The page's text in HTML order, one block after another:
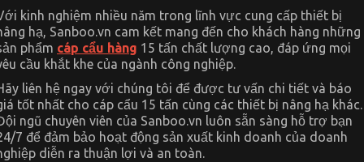
kinh nghiệm nhiều năm trong lĩnh vực cung cấp thiết bị
hạ, Sanboo.vn cam kết mang đến cho khách hàng những
phẩm cáp cẩu hàng 15 tấn chất lượng cao, đáp ứng mọi
cầu khắt khe của ngành công nghiệp.
liên hệ ngay với chúng tôi để được tư vấn chi tiết và báo
tốt nhất cho cáp cẩu 15 tấn cùng các thiết bị nâng hạ khác.
ngũ chuyên viên của Sanboo.vn luôn sẵn sàng hỗ trợ bạn
7 để đảm bảo hoạt động sản xuất kinh doanh của doanh
diễn ra thuận lợi và an toàn.